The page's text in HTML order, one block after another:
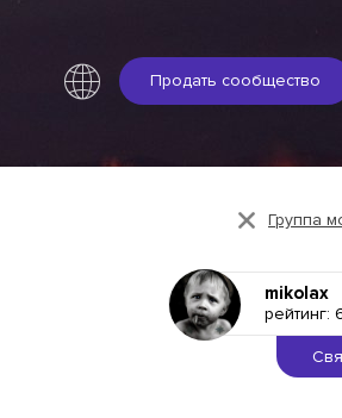
Продать сообщество
Группа
mikolax
рейтинг: